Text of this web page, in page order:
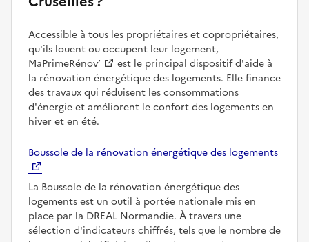
Accessible à tous les propriétaires et copropriétaires,
qu'ils louent ou occupent leur logement,
MaPrimeRénov’
est le principal dispositif d'aide à
la rénovation énergétique des logements. Elle finance
des travaux qui réduisent les consommations
d'énergie et améliorent le confort des logements en
hiver et en été.
Boussole de la rénovation énergétique des logements
La Boussole de la rénovation énergétique des
logements est un outil à portée nationale mis en
place par la DREAL Normandie. À travers une
sélection d'indicateurs chiffrés, tels que le nombre de